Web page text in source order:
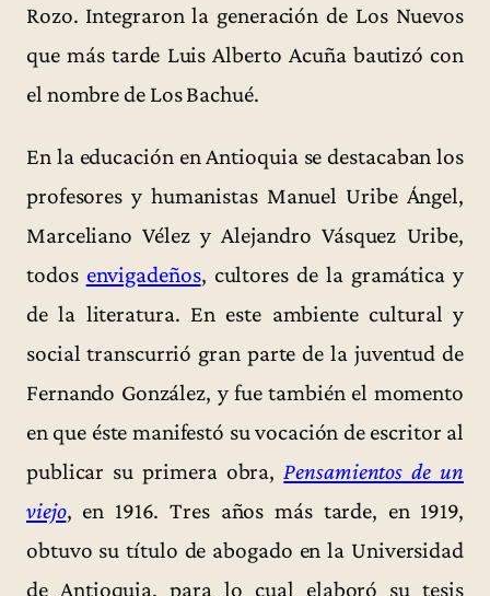
Rozo. Integraron la generación de Los Nuevos
que más tarde Luis Alberto Acuña bautizó con
el nombre de Los Bachué.
En la educación en Antioquia se destacaban los
profesores y humanistas Manuel Uribe Ángel,
Marceliano Vélez y Alejandro Vásquez Uribe,
todos envigadeños, cultores de la gramática y
de la literatura. En este ambiente cultural y
social transcurrió gran parte de la juventud de
Fernando González, y fue también el momento
en que éste manifestó su vocación de escritor al
publicar su primera obra,Pensamientos de un
viejo, en 1916. Tres años más tarde, en 1919,
obtuvo su título de abogado en la Universidad
de Antioquia, para lo cual elaboró su tesis